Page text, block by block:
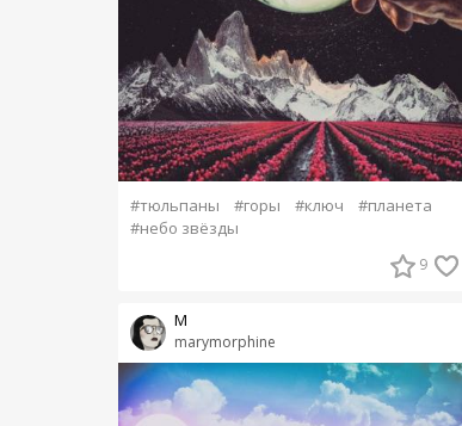
#тюльпаны #горы #ключ
#планета
#небо звёзды
9
marymorphine
M